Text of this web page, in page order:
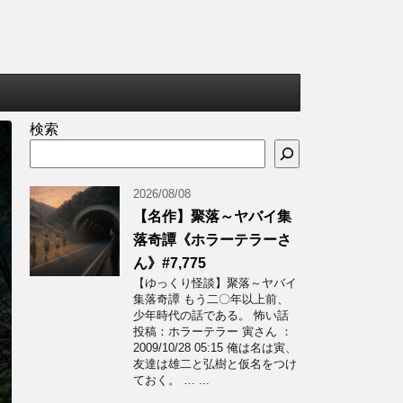
検索
2026/08/08
【名作】聚落～ヤバイ集
落奇譚《ホラーテラーさ
ん》#7,775
【ゆっくり怪談】聚落～ヤバイ
集落奇譚 もう二〇年以上前、
少年時代の話である。 怖い話
投稿：ホラーテラー 寅さん ：
2009/10/28 05:15 俺は名は寅、
友達は雄二と弘樹と仮名をつけ
ておく。 … ...